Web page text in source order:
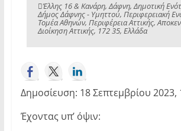
Έλλης 16 & Κανάρη, Δάφνη, Δημοτική
Δήμος Δάφνης - Υμηττού, Περιφερειακή
Τομέα Αθηνών, Περιφέρεια Αττικής,
Διοίκηση Αττικής, 172 35, Ελλάδα
Δημοσίευση: 18 Σεπτεμβρίου 2023,
Έχοντας υπ’ όψιν: